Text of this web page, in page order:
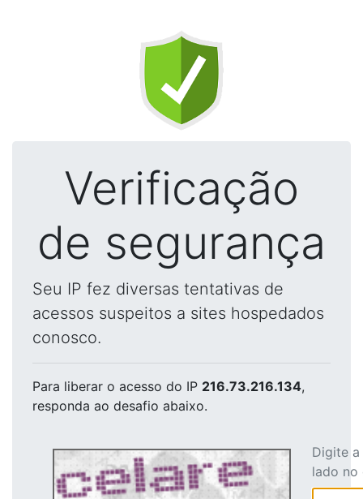
Verificação
de segurança
Seu IP fez diversas tentativas de
acessos suspeitos a sites hospedados
conosco.
Para liberar o acesso do IP 216.73.216.134,
responda ao desafio abaixo.
Digite
lado no